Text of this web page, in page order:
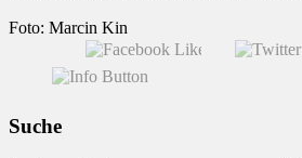
Foto: Marcin Kin
Suche